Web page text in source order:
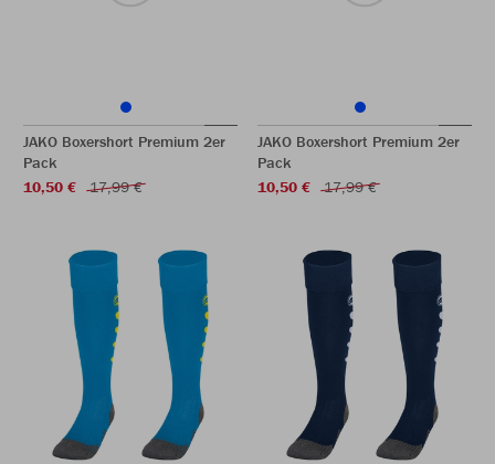
JAKO Boxershort Premium 2er
Pack
10,50 €
17,99 €
JAKO Boxershort Premium 2er
Pack
10,50 €
17,99 €